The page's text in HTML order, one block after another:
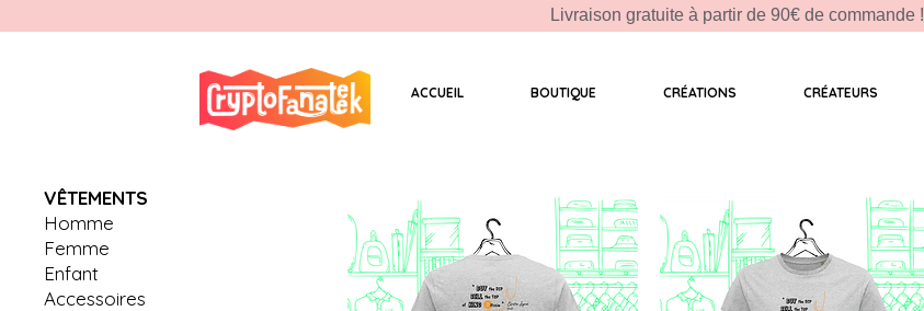
Livraison gratuite à partir de 90€ de commande !
ACCUEIL BOUTIQUE CRÉATIONS CRÉATEURS
VÊTEMENTS
Homme
Femme
Enfant
Accessoires